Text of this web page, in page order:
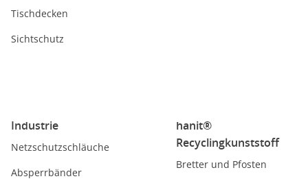
Tischdecken
Sichtschutz
Industrie
Netzschutzschläuche
Absperrbänder
hanit®
Recyclingkunststoff
Bretter und Pfosten